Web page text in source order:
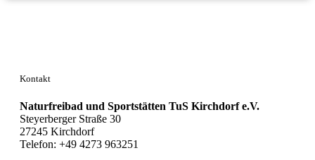
Kontakt
Naturfreibad und Sportstätten TuS Kirchdorf e.V.
Steyerberger Straße 30
27245 Kirchdorf
Telefon: +49 4273 963251